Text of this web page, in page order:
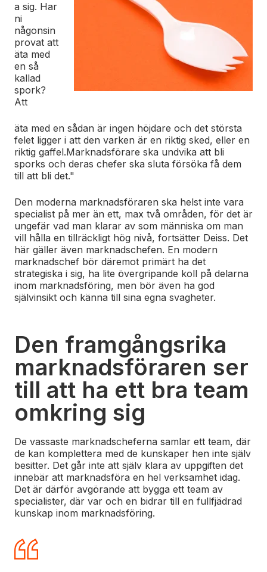
a sig. Har
ni
någonsin
provat att
äta med
en så
kallad
spork?
Att
äta med en sådan är ingen höjdare och det största
felet ligger i att den varken är en riktig sked, eller en
riktig gaffel.Marknadsförare ska undvika att bli
sporks och deras chefer ska sluta försöka få dem
till att bli det."
Den moderna marknadsföraren ska helst inte vara
specialist på mer än ett, max två områden, för det är
ungefär vad man klarar av som människa om man
vill hålla en tillräckligt hög nivå, fortsätter Deiss. Det
här gäller även marknadschefen. En modern
marknadschef bör däremot primärt ha det
strategiska i sig, ha lite övergripande koll på delarna
inom marknadsföring, men bör även ha god
självinsikt och känna till sina egna svagheter.
Den framgångsrika
marknadsföraren ser
till att ha ett bra team
omkring sig
De vassaste marknadscheferna samlar ett team, där
de kan komplettera med de kunskaper hen inte själv
besitter. Det går inte att själv klara av uppgiften det
innebär att marknadsföra en hel verksamhet idag.
Det är därför avgörande att bygga ett team av
specialister, där var och en bidrar till en fullfjädrad
kunskap inom marknadsföring.